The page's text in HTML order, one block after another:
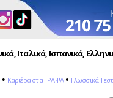
Ιταλικά, Ισπανικά,
• Καριέρα στα ΓΡΑΨΑ• Γλωσσικά Τεστ